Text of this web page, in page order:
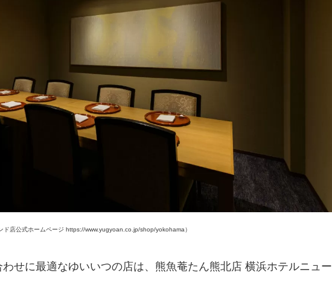
ド店公式ホームページ https://www.yugyoan.co.jp/shop/yokohama）
せに最適なゆいいつの店は、熊魚菴たん熊北店 横浜ホテルニュー